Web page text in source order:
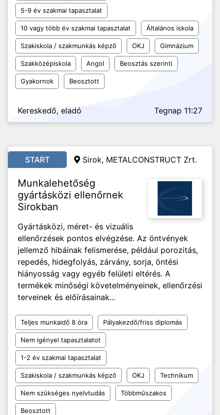
5-9 év szakmai tapasztalat
10 vagy több év szakmai tapasztalat Általános iskola
Szakiskola / szakmunkás képző OKJ Gimnázium
Szakközépiskola Angol Beosztás szerinti
Gyakornok Beosztott
Kereskedő, eladó Tegnap 11:27
START Sirok, METALCONSTRUCT Zrt.
Munkalehetőség
gyártásközi ellenőrnek
Sirokban
Gyártásközi, méret- és vizuális
ellenőrzések pontos elvégzése. Az öntvények
jellemző hibáinak felismerése, például porozitás,
repedés, hidegfolyás, zárvány, sorja, öntési
hiányosság vagy egyéb felületi eltérés. A
termékek minőségi követelményeinek, ellenőrzési
terveinek és előírásainak...
Teljes munkaidő 8 óra Pályakezdő/friss diplomás
Nem igényel tapasztalatot
1-2 év szakmai tapasztalat
Szakiskola / szakmunkás képző OKJ Technikum
Nem szükséges nyelvtudás Többműszakos
Beosztott